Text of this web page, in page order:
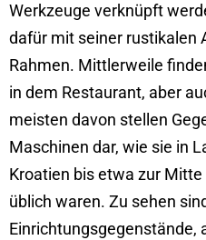
Werkzeuge verknüpft
dafür mit seiner rustikalen
Rahmen. Mittlerweile
in dem Restaurant, aber
meisten davon stellen
Maschinen dar, wie sie in
Kroatien bis etwa zur
üblich waren. Zu sehen
Einrichtungsgegenstände,